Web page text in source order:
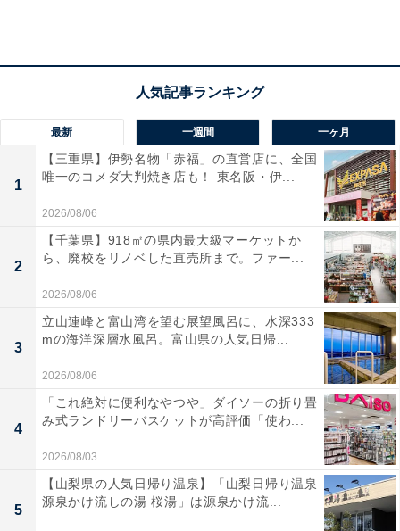
『鬼滅の刃 無限列車編』
「無限列車編」 （アニプレックス 公式YouTubeチャンネルより）
2020年10月16日公開から8カ月以上ものロングラン上映
＆記録的大ヒットとなった映画、「劇場版 鬼滅の刃 無限
列車編」。6月16日にはBlu-ray＆DVDが発売され、多く
の人の心を掴んだエピソードが1位を獲得しました。
最新 一週間 一ヶ月
1
【三重県】伊勢名物「赤福」の直営店に、全国
唯一のコメダ大判焼き店も！ 東名阪・伊...
2026/08/06
2
【千葉県】918㎡の県内最大級マーケットか
ら、廃校をリノベした直売所まで。ファー...
2026/08/06
3
立山連峰と富山湾を望む展望風呂に、水深333
mの海洋深層水風呂。富山県の人気日帰...
2026/08/06
4
「これ絶対に便利なやつや」ダイソーの折り畳
み式ランドリーバスケットが高評価「使わ...
2026/08/03
5
【山梨県の人気日帰り温泉】「山梨日帰り温泉
源泉かけ流しの湯 桜湯」は源泉かけ流...